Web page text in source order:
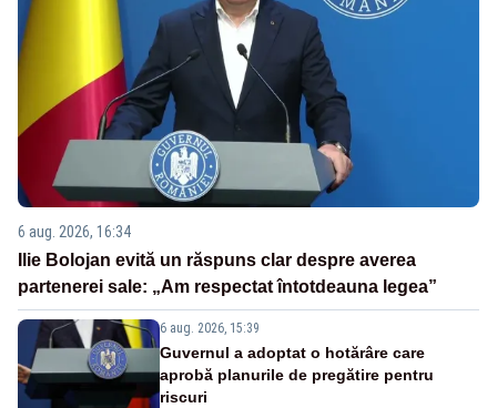
6 aug. 2026, 16:34
Ilie Bolojan evită un răspuns clar despre averea
partenerei sale: „Am respectat întotdeauna legea”
6 aug. 2026, 15:39
Guvernul a adoptat o hotărâre care
aprobă planurile de pregătire pentru
riscuri